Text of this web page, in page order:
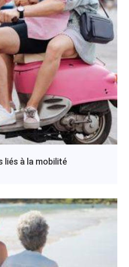
liés à la mobilité